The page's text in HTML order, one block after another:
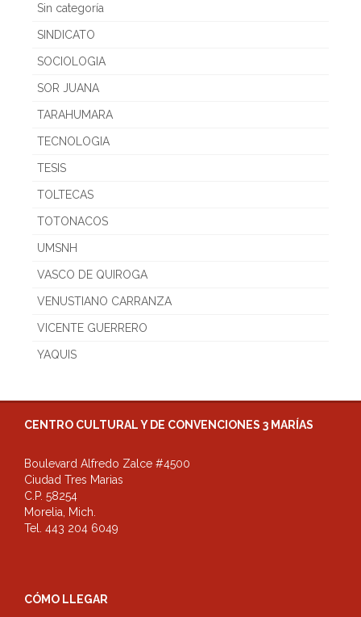
Sin categoría
SINDICATO
SOCIOLOGIA
SOR JUANA
TARAHUMARA
TECNOLOGIA
TESIS
TOLTECAS
TOTONACOS
UMSNH
VASCO DE QUIROGA
VENUSTIANO CARRANZA
VICENTE GUERRERO
YAQUIS
CENTRO CULTURAL Y DE CONVENCIONES 3 MARÍAS
Boulevard Alfredo Zalce #4500
Ciudad Tres Marias
C.P. 58254
Morelia, Mich.
Tel. 443 204 6049
CÓMO LLEGAR